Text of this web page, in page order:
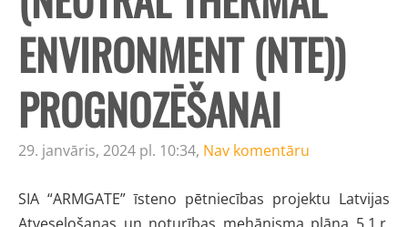
ENVIRONMENT (NTE))
PROGNOZĒŠANAI
29. janvāris, 2024 pl. 10:34, Nav komentāru
SIA “ARMGATE” īsteno pētniecības projektu Latvijas